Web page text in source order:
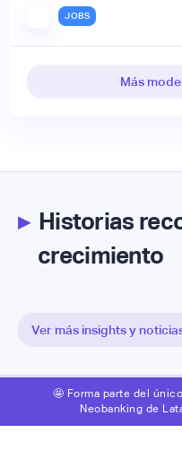
JOBS
Más
▸Historias
crecimiento
Ver más insights y
🤩 Forma parte del
Neobanking de